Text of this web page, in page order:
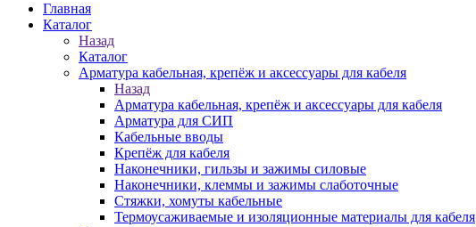
Главная
Каталог
Назад
Каталог
Арматура кабельная, крепёж и аксессуары для кабеля
Назад
Арматура кабельная, крепёж и аксессуары для кабеля
Арматура для СИП
Кабельные вводы
Крепёж для кабеля
Наконечники, гильзы и зажимы силовые
Наконечники, клеммы и зажимы слаботочные
Стяжки, хомуты кабельные
Термоусаживаемые и изоляционные материалы для кабеля